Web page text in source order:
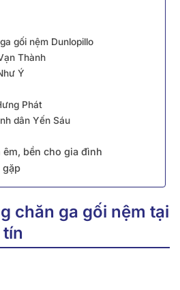
gối nệm Dunlopillo
Thành
Ý
Phát
dân Yến Sáu
bền cho gia đình
gặp
chăn ga gối nệm tại